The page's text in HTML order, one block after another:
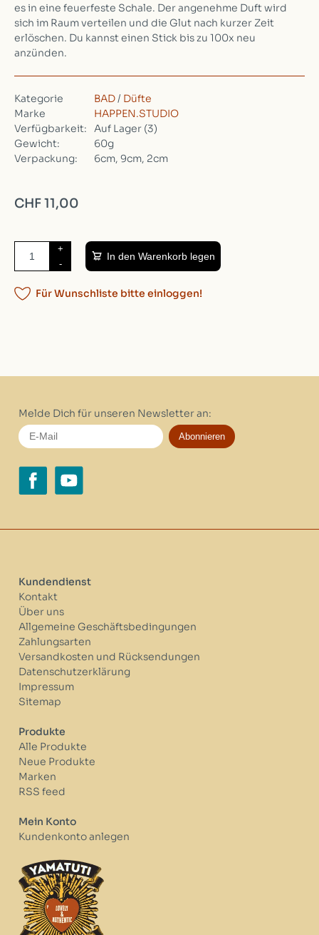
es in eine feuerfeste Schale. Der angenehme Duft wird
sich im Raum verteilen und die Glut nach kurzer Zeit
erlöschen. Du kannst einen Stick bis zu 100x neu
anzünden.
Kategorie BAD/ Düfte
Marke
HAPPEN.STUDIO
Verfügbarkeit:
Auf Lager (3)
Gewicht:
60g
Verpackung:
6cm, 9cm, 2cm
CHF 11,00
+
-
In den Warenkorb legen
Für Wunschliste bitte einloggen!
Melde Dich für unseren Newsletter an:
Abonnieren
Kundendienst
Kontakt
Über uns
Allgemeine Geschäftsbedingungen
Zahlungsarten
Versandkosten und Rücksendungen
Datenschutzerklärung
Impressum
Sitemap
Produkte
Alle Produkte
Neue Produkte
Marken
RSS feed
Mein Konto
Kundenkonto anlegen